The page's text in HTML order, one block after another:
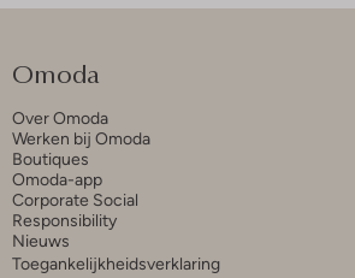
Omoda
Over Omoda
Werken bij Omoda
Boutiques
Omoda-app
Corporate Social
Responsibility
Nieuws
Toegankelijkheidsverklaring